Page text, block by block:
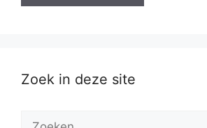
Zoek in deze site